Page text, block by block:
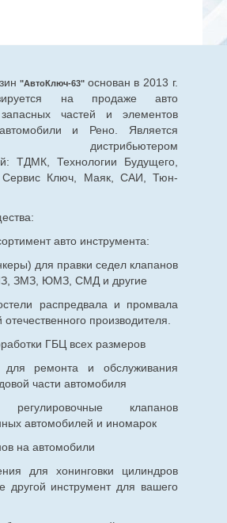
"АвтоКлюч-63" основан в 2013 г.
на продаже авто
запасных частей и элементов
и Рено. Является
дистрибьютером
ТДМК, Технологии Будущего,
Сервис Ключ, Маяк, САИ, Тюн-
авто инструмента:
для правки седел клапанов
ЗМЗ, ЮМЗ, СМД и другие
распредвала и промвала
отечественного производителя.
ГБЦ всех размеров
ремонта и обслуживания
части автомобиля
клапанов
автомобилей и иномарок
на автомобили
для хонинговки цилиндров
другой инструмент для вашего